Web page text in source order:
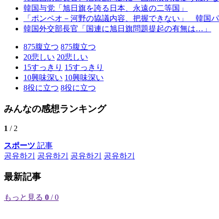
韓国与党「旭日旗を誇る日本、永遠の二等国」
「ポンペオ－河野の協議内容、把握できない」 韓国
韓国外交部長官「国連に旭日旗問題提起の有無は…」
875腹立つ 875腹立つ
20悲しい 20悲しい
15すっきり 15すっきり
10興味深い 10興味深い
8役に立つ 8役に立つ
みんなの感想ランキング
1 / 2
スポーツ 記事
공유하기
공유하기 공유하기 공유하기
最新記事
もっと見る 0 / 0